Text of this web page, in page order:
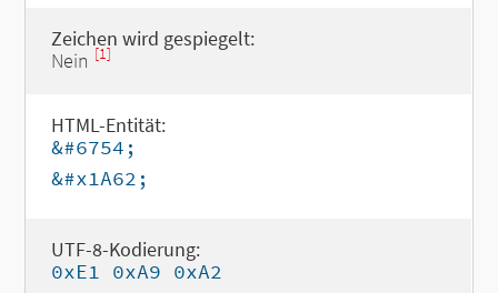
Zeichen wird gespiegelt:
Nein [1]
HTML-Entität:
&#6754;
&#x1A62;
UTF-8-Kodierung:
0xE1 0xA9 0xA2